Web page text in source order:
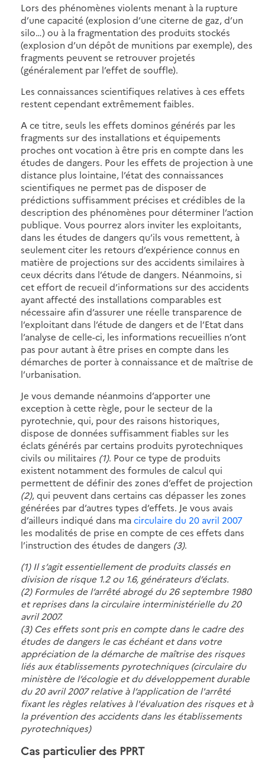
Lors des phénomènes violents menant à la rupture
d’une capacité (explosion d’une citerne de gaz, d’un
silo…) ou à la fragmentation des produits stockés
(explosion d’un dépôt de munitions par exemple), des
fragments peuvent se retrouver projetés
(généralement par l’effet de souffle).
Les connaissances scientifiques relatives à ces effets
restent cependant extrêmement faibles.
A ce titre, seuls les effets dominos générés par les
fragments sur des installations et équipements
proches ont vocation à être pris en compte dans les
études de dangers. Pour les effets de projection à une
distance plus lointaine, l’état des connaissances
scientifiques ne permet pas de disposer de
prédictions suffisamment précises et crédibles de la
description des phénomènes pour déterminer l’action
publique. Vous pourrez alors inviter les exploitants,
dans les études de dangers qu’ils vous remettent, à
seulement citer les retours d’expérience connus en
matière de projections sur des accidents similaires à
ceux décrits dans l’étude de dangers. Néanmoins, si
cet effort de recueil d’informations sur des accidents
ayant affecté des installations comparables est
nécessaire afin d’assurer une réelle transparence de
l’exploitant dans l’étude de dangers et de l’Etat dans
l’analyse de celle-ci, les informations recueillies n’ont
pas pour autant à être prises en compte dans les
démarches de porter à connaissance et de maîtrise de
l’urbanisation.
Je vous demande néanmoins d’apporter une
exception à cette règle, pour le secteur de la
pyrotechnie, qui, pour des raisons historiques,
dispose de données suffisamment fiables sur les
éclats générés par certains produits pyrotechniques
civils ou militaires (1). Pour ce type de produits
existent notamment des formules de calcul qui
permettent de définir des zones d’effet de projection
(2), qui peuvent dans certains cas dépasser les zones
générées par d’autres types d’effets. Je vous avais
d’ailleurs indiqué dans macirculaire du 20 avril 2007
les modalités de prise en compte de ces effets dans
l’instruction des études de dangers (3).
(1) Il s’agit essentiellement de produits classés en
division de risque 1.2 ou 1.6, générateurs d’éclats.
(2) Formules de l’arrêté abrogé du 26 septembre 1980
et reprises dans la circulaire interministérielle du 20
avril 2007.
(3) Ces effets sont pris en compte dans le cadre des
études de dangers le cas échéant et dans votre
appréciation de la démarche de maîtrise des risques
liés aux établissements pyrotechniques (circulaire du
ministère de l’écologie et du développement durable
du 20 avril 2007 relative à l’application de l'arrêté
fixant les règles relatives à l'évaluation des risques et à
la prévention des accidents dans les établissements
pyrotechniques)
Cas particulier des PPRT